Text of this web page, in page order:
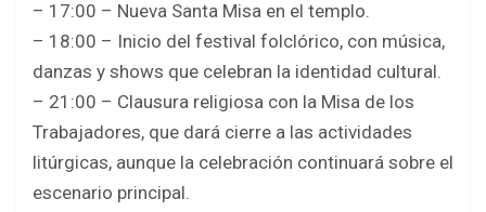
– 17:00 – Nueva Santa Misa en el templo.
– 18:00 – Inicio del festival folclórico, con música,
danzas y shows que celebran la identidad cultural.
– 21:00 – Clausura religiosa con la Misa de los
Trabajadores, que dará cierre a las actividades
litúrgicas, aunque la celebración continuará sobre el
escenario principal.